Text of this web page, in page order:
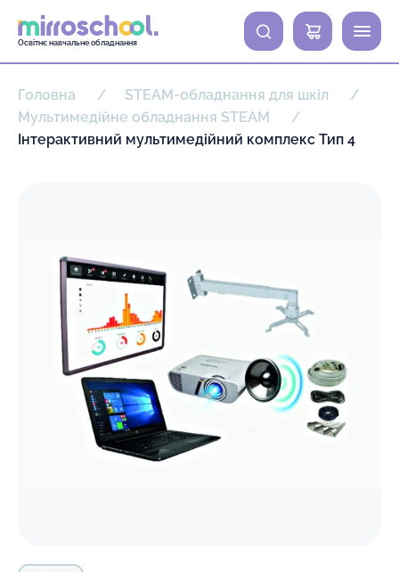
Освітнє навчальне обладнання
0
Головна
STEAM-обладнання для шкіл
Мультимедійне обладнання STEAM
Інтерактивний мультимедійний комплекс Тип 4